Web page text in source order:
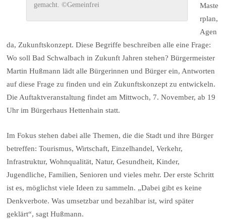
gemacht. ©Gemeinfrei
Maste
rplan,
Agen
da, Zukunftskonzept. Diese Begriffe beschreiben alle eine Frage:
Wo soll Bad Schwalbach in Zukunft Jahren stehen? Bürgermeister
Martin Hußmann lädt alle Bürgerinnen und Bürger ein, Antworten
auf diese Frage zu finden und ein Zukunftskonzept zu entwickeln.
Die Auftaktveranstaltung findet am Mittwoch, 7. November, ab 19
Uhr im Bürgerhaus Hettenhain statt.
Im Fokus stehen dabei alle Themen, die die Stadt und ihre Bürger
betreffen: Tourismus, Wirtschaft, Einzelhandel, Verkehr,
Infrastruktur, Wohnqualität, Natur, Gesundheit, Kinder,
Jugendliche, Familien, Senioren und vieles mehr. Der erste Schritt
ist es, möglichst viele Ideen zu sammeln. „Dabei gibt es keine
Denkverbote. Was umsetzbar und bezahlbar ist, wird später
geklärt“, sagt Hußmann.